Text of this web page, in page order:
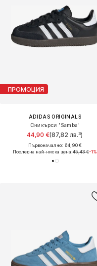
ПРОМОЦИЯ
ADIDAS ORIGINALS
Сникърси 'Samba'
44,90 €(87,82 лв.³)
Първоначално: 64,90 €
Последна най-ниска цена:45,43 €-1%